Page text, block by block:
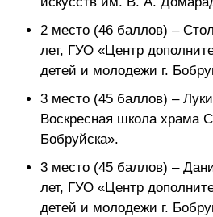
2 место (46 баллов) –
лет, ГУО «Центр
детей и молодежи г.
3 место (45 баллов) –
Воскресная школа храма
Бобруйска».
3 место (45 баллов) –
лет, ГУО «Центр
детей и молодежи г.